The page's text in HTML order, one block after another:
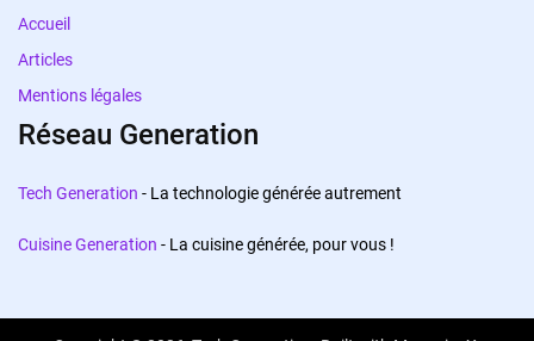
Accueil
Articles
Mentions légales
Réseau Generation
Tech Generation - La technologie générée autrement
Cuisine Generation - La cuisine générée, pour vous !